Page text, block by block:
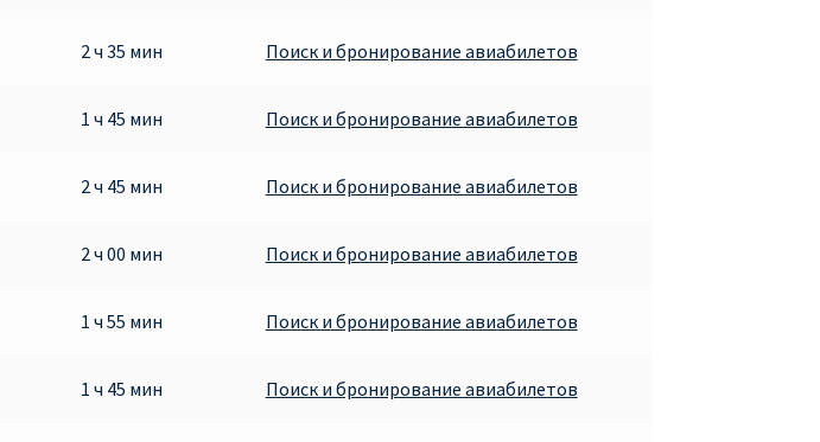
2 ч 35 мин Поиск и бронирование авиабилетов
1 ч 45 мин Поиск и бронирование авиабилетов
2 ч 45 мин Поиск и бронирование авиабилетов
2 ч 00 мин Поиск и бронирование авиабилетов
1 ч 55 мин Поиск и бронирование авиабилетов
1 ч 45 мин Поиск и бронирование авиабилетов